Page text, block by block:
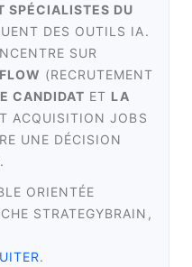
SPÉCIALISTES DU
DES OUTILS IA.
SUR
(RECRUTEMENT
CANDIDAT ET LA
ACQUISITION JOBS
UNE DÉCISION
ORIENTÉE
STRATEGYBRAIN,
.